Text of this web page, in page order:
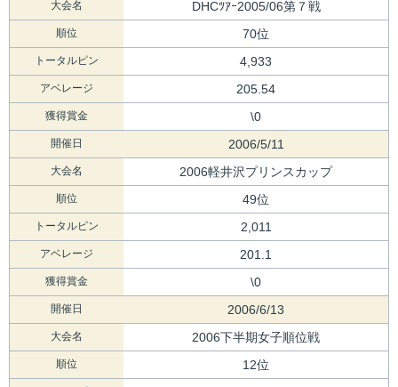
大会名 DHCﾂｱｰ2005/06第７戦
順位 70位
トータルピン 4,933
アベレージ 205.54
獲得賞金 \0
開催日 2006/5/11
大会名 2006軽井沢プリンスカップ
順位 49位
トータルピン 2,011
アベレージ 201.1
獲得賞金 \0
開催日 2006/6/13
大会名 2006下半期女子順位戦
順位 12位